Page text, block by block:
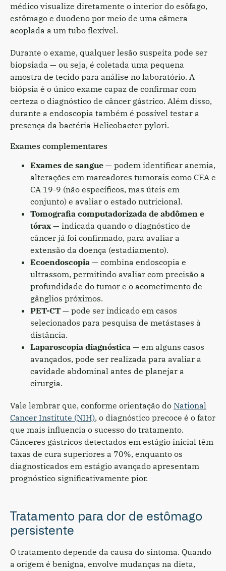
médico visualize diretamente o interior do esôfago,
estômago e duodeno por meio de uma câmera
acoplada a um tubo flexível.
Durante o exame, qualquer lesão suspeita pode ser
biopsiada — ou seja, é coletada uma pequena
amostra de tecido para análise no laboratório. A
biópsia é o único exame capaz de confirmar com
certeza o diagnóstico de câncer gástrico. Além disso,
durante a endoscopia também é possível testar a
presença da bactéria Helicobacter pylori.
Exames complementares
Exames de sangue — podem identificar anemia,
alterações em marcadores tumorais como CEA e
CA 19-9 (não específicos, mas úteis em
conjunto) e avaliar o estado nutricional.
Tomografia computadorizada de abdômen e
tórax— indicada quando o diagnóstico de
câncer já foi confirmado, para avaliar a
extensão da doença (estadiamento).
Ecoendoscopia — combina endoscopia e
ultrassom, permitindo avaliar com precisão a
profundidade do tumor e o acometimento de
gânglios próximos.
PET-CT — pode ser indicado em casos
selecionados para pesquisa de metástases à
distância.
Laparoscopia diagnóstica — em alguns casos
avançados, pode ser realizada para avaliar a
cavidade abdominal antes de planejar a
cirurgia.
Vale lembrar que, conforme orientação do National
Cancer Institute (NIH), o diagnóstico precoce é o fator
que mais influencia o sucesso do tratamento.
Cânceres gástricos detectados em estágio inicial têm
taxas de cura superiores a 70%, enquanto os
diagnosticados em estágio avançado apresentam
prognóstico significativamente pior.
Tratamento para dor de estômago
persistente
O tratamento depende da causa do sintoma. Quando
a origem é benigna, envolve mudanças na dieta,